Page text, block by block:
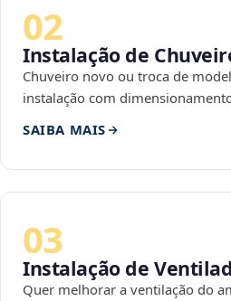
02
Instalação de
Chuveiro novo ou troca de
instalação com
SAIBA MAIS
03
Instalação de
Quer melhorar a ventilação do